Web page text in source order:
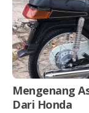
Mengenang
Dari Honda